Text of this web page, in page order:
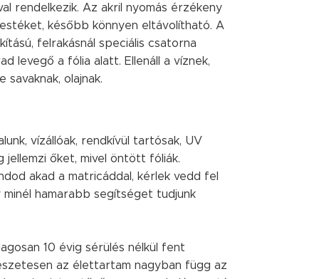
rendelkezik. Az akril nyomás érzékeny
később könnyen eltávolítható. A
felrakásnál speciális csatorna
levegő a fólia alatt. Ellenáll a víznek,
savaknak, olajnak.
vízállóak, rendkívül tartósak, UV
jellemzi őket, mivel öntött fóliák.
akad a matricáddal, kérlek vedd fel
hamarabb segítséget tudjunk
10 évig sérülés nélkül fent
az élettartam nagyban függ az